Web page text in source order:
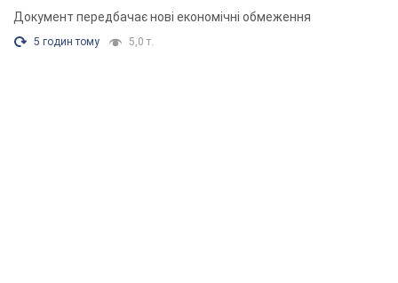
Документ передбачає нові економічні обмеження
5 годин тому 5,0 т.